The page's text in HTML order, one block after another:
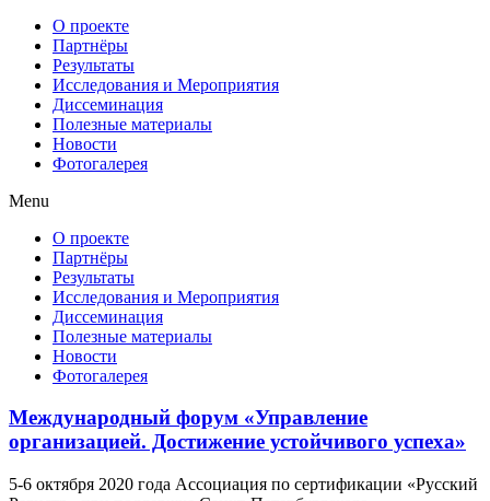
О проекте
Партнёры
Результаты
Исследования и Мероприятия
Диссеминация
Полезные материалы
Новости
Фотогалерея
Menu
О проекте
Партнёры
Результаты
Исследования и Мероприятия
Диссеминация
Полезные материалы
Новости
Фотогалерея
Международный форум «Управление
организацией. Достижение устойчивого успеха»
5-6 октября 2020 года Ассоциация по сертификации «Русский